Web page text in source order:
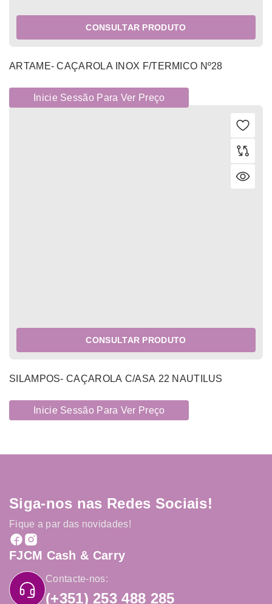
CONSULTAR PRODUTO
ARTAME- CAÇAROLA INOX F/TERMICO Nº28
Inicie Sessão Para Ver Preço
CONSULTAR PRODUTO
SILAMPOS- CAÇAROLA C/ASA 22 NAUTILUS
Inicie Sessão Para Ver Preço
Siga-nos nas Redes Sociais!
Fique a par das novidades!
FJCM Cash & Carry
Contacte-nos:
(+351) 253 488 285